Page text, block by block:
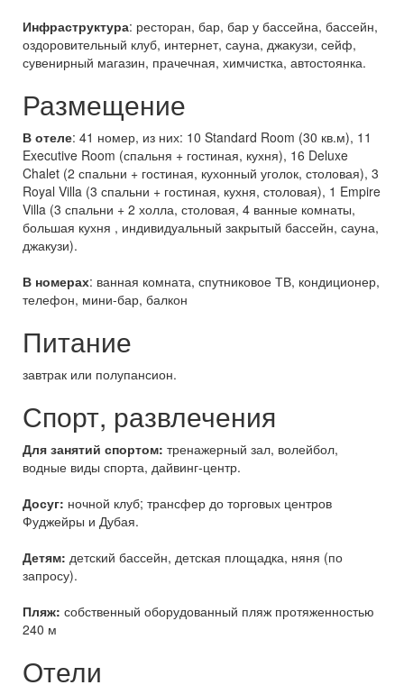
Инфраструктура: ресторан, бар, бар у бассейна, бассейн,
оздоровительный клуб, интернет, сауна, джакузи, сейф,
сувенирный магазин, прачечная, химчистка, автостоянка.
Размещение
В отеле: 41 номер, из них: 10 Standard Room (30 кв.м), 11
Executive Room (спальня + гостиная, кухня), 16 Deluxe
Chalet (2 спальни + гостиная, кухонный уголок, столовая), 3
Royal Villa (3 спальни + гостиная, кухня, столовая), 1 Empire
Villa (3 спальни + 2 холла, столовая, 4 ванные комнаты,
большая кухня , индивидуальный закрытый бассейн, сауна,
джакузи).
В номерах: ванная комната, спутниковое ТВ, кондиционер,
телефон, мини-бар, балкон
Питание
завтрак или полупансион.
Спорт, развлечения
Для занятий спортом: тренажерный зал, волейбол,
водные виды спорта, дайвинг-центр.
Досуг: ночной клуб; трансфер до торговых центров
Фуджейры и Дубая.
Детям: детский бассейн, детская площадка, няня (по
запросу).
Пляж: собственный оборудованный пляж протяженностью
240 м
Отели